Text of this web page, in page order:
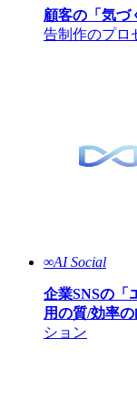
顧客の「気づ
告制作のプロ
∞AI Social
企業SNSの「
用の質/効率
ション